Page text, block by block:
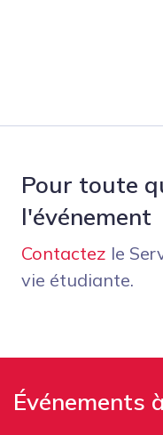
Pour toute
l'événement
Contactez le
vie étudiante.
Événements